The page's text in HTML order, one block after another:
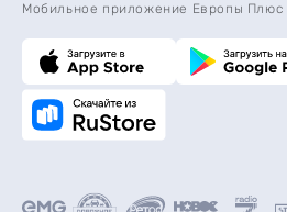
Мобильное приложение Европы Плюс